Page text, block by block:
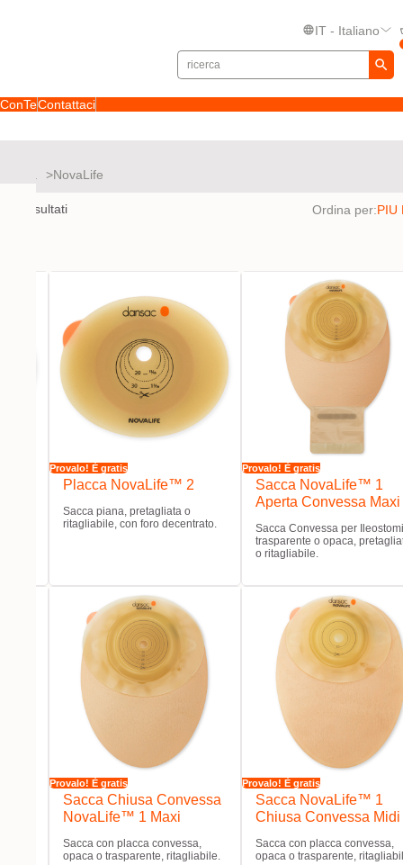
IT - Italiano
Contattaci
NovaLife
risultati Ordina per:
Provalo! È gratis
Placca NovaLife™ 2
Sacca piana, pretagliata o
ritagliabile, con foro decentrato.
Provalo! È gratis
Sacca NovaLife™ 1
Aperta Convessa Maxi
Sacca Convessa per
trasparente o opaca,
o ritagliabile.
Provalo! È gratis
Sacca Chiusa Convessa
NovaLife™ 1 Maxi
Sacca con placca convessa,
opaca o trasparente, ritagliabile.
Provalo! È gratis
Sacca NovaLife™ 1
Chiusa Convessa Midi
Sacca con placca convessa,
opaca o trasparente,